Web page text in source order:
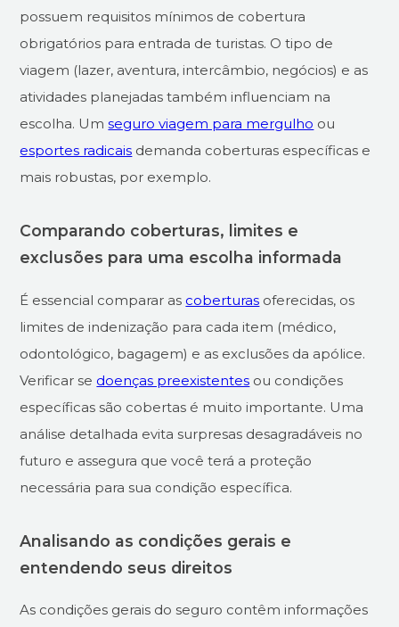
possuem requisitos mínimos de cobertura
obrigatórios para entrada de turistas. O tipo de
viagem (lazer, aventura, intercâmbio, negócios) e as
atividades planejadas também influenciam na
escolha. Umseguro viagem para mergulho ou
esportes radicais demanda coberturas específicas e
mais robustas, por exemplo.
Comparando coberturas, limites e
exclusões para uma escolha informada
É essencial comparar as coberturas oferecidas, os
limites de indenização para cada item (médico,
odontológico, bagagem) e as exclusões da apólice.
Verificar se doenças preexistentes ou condições
específicas são cobertas é muito importante. Uma
análise detalhada evita surpresas desagradáveis no
futuro e assegura que você terá a proteção
necessária para sua condição específica.
Analisando as condições gerais e
entendendo seus direitos
As condições gerais do seguro contêm informações